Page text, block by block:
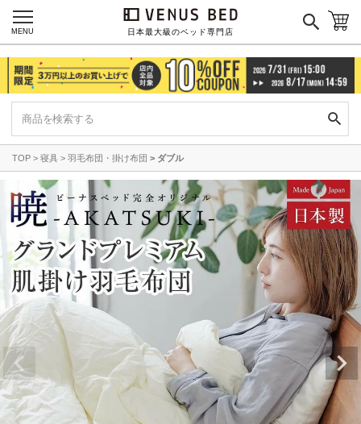
日本最大級のベッド専門店
MENU
TOP 寝具 羽毛布団・掛け布団 ダブル